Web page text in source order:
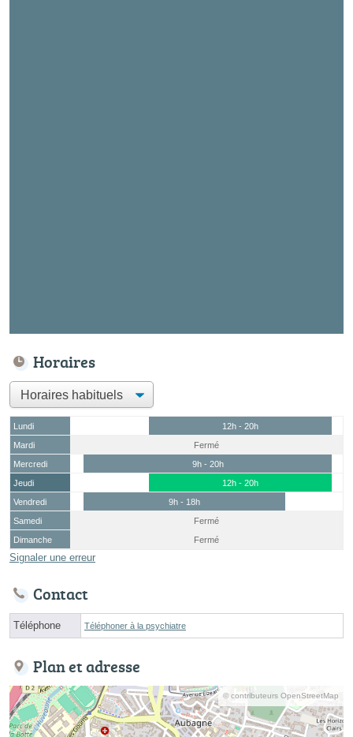
Horaires
Lundi
12h - 20h
Mardi
Fermé
Mercredi
9h - 20h
Jeudi
12h - 20h
Vendredi
9h - 18h
Samedi
Fermé
Dimanche
Fermé
Signaler une erreur
Contact
Téléphone Téléphoner à la psychiatre
Plan et adresse
© contributeurs OpenStreetMap